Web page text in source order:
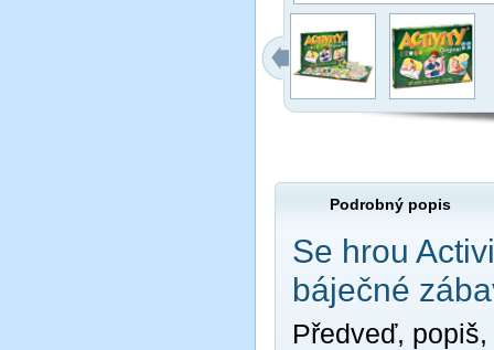
Podrobný popis
Se hrou
báječné
Předveď,